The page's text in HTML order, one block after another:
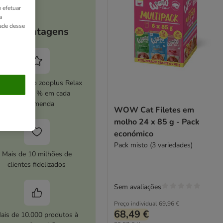
As vantagens
o serviço zooplus Relax
e poupe 5 % em cada
encomenda
Mais de 10 milhões de
clientes fidelizados
de 10.000 produtos à
WOW Cat Filetes em
molho 24 x 85 g - Pack
económico
Pack misto (3 variedades)
Preço individual 69,96 €
68,49 €
Sem avaliações
efetuar
desse